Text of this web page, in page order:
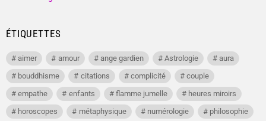
ÉTIQUETTES
aimer amour ange gardien Astrologie
aura
bouddhisme
citations complicité
couple
empathe
enfants flamme jumelle
heures miroirs
horoscopes
métaphysique numérologie philosophie